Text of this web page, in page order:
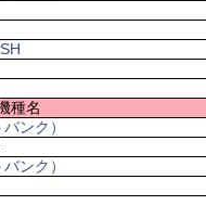
種名
ンク）
ンク）